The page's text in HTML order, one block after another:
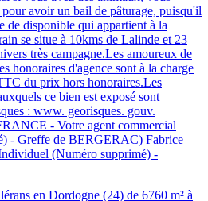
avoir un bail de pâturage, puisqu'il
de disponible qui appartient à la
se situe à 10kms de Lalinde et 23
très campagne.Les amoureux de
honoraires d'agence sont à la charge
du prix hors honoraires.Les
ce bien est exposé sont
: www. georisques. gouv.
- Votre agent commercial
- Greffe de BERGERAC) Fabrice
(Numéro supprimé) -